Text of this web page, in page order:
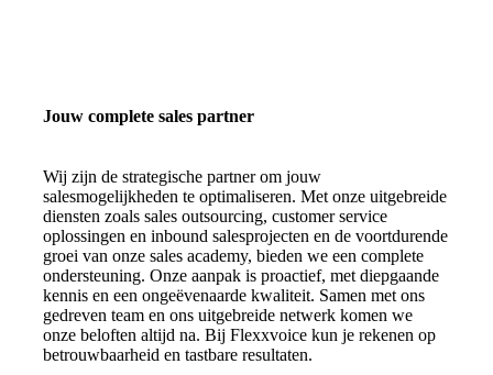
Jouw complete sales partner
Wij zijn de strategische partner om jouw
salesmogelijkheden te optimaliseren. Met onze uitgebreide
diensten zoals sales outsourcing, customer service
oplossingen en inbound salesprojecten en de voortdurende
groei van onze sales academy, bieden we een complete
ondersteuning. Onze aanpak is proactief, met diepgaande
kennis en een ongeëvenaarde kwaliteit. Samen met ons
gedreven team en ons uitgebreide netwerk komen we
onze beloften altijd na. Bij Flexxvoice kun je rekenen op
betrouwbaarheid en tastbare resultaten.